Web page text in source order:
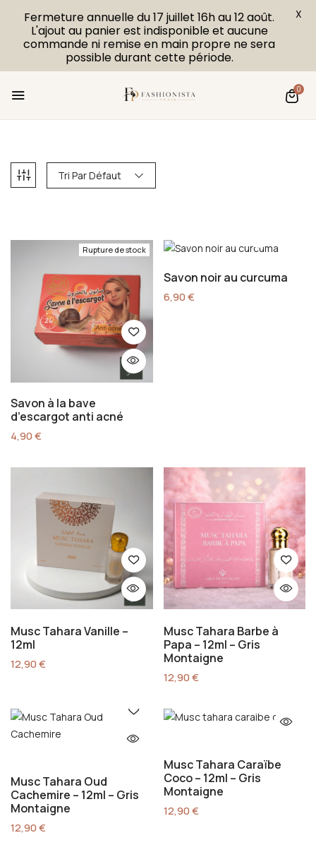
0
Tri Par Défaut
Rupture de stock
Savon à la bave
d’escargot anti acné
4,90€
Savon noir au curcuma
6,90€
Musc Tahara Vanille –
12ml
12,90€
Musc Tahara Barbe à
Papa – 12ml – Gris
Montaigne
12,90€
Musc Tahara Oud
Cachemire – 12ml – Gris
Montaigne
12,90€
Musc Tahara Caraïbe
Coco – 12ml – Gris
Montaigne
12,90€
Fermeture annuelle du 17 juillet 16h au 12 août.
L'ajout au panier est indisponible et aucune
commande ni remise en main propre ne sera
possible durant cette période.
X